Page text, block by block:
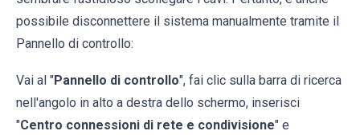
possibile disconnettere il sistema manualmente tramite il
Pannello di controllo:
Vai al "Pannello di controllo", fai clic sulla barra di ricerca
nell'angolo in alto a destra dello schermo, inserisci
"Centro connessioni di rete e condivisione" e